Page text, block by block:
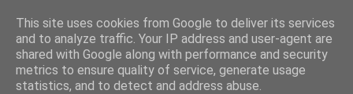
This site uses cookies from Google to deliver its services
and to analyze traffic. Your IP address and user-agent are
shared with Google along with performance and security
metrics to ensure quality of service, generate usage
statistics, and to detect and address abuse.